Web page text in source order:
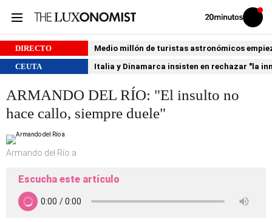
Volver
Iniciar
sesión
DIRECTO
Medio millón de turistas astronómicos
CEUTA
Italia y Dinamarca insisten en rechazar "la
ARMANDO DEL RÍO: "El insulto no
hace callo, siempre duele"
Armando del Río a
Escucha este artículo